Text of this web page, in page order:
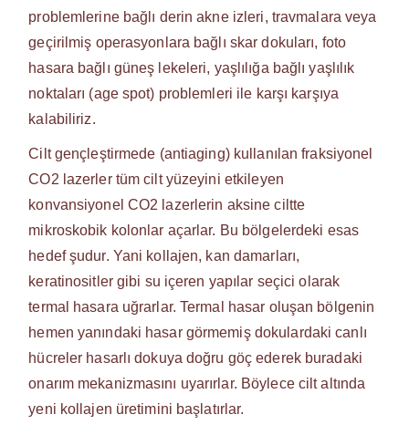
problemlerine bağlı derin akne izleri, travmalara veya
geçirilmiş operasyonlara bağlı skar dokuları, foto
hasara bağlı güneş lekeleri, yaşlılığa bağlı yaşlılık
noktaları (age spot) problemleri ile karşı karşıya
kalabiliriz.
Cilt gençleştirmede (antiaging) kullanılan fraksiyonel
CO2 lazerler tüm cilt yüzeyini etkileyen
konvansiyonel CO2 lazerlerin aksine ciltte
mikroskobik kolonlar açarlar. Bu bölgelerdeki esas
hedef şudur. Yani kollajen, kan damarları,
keratinositler gibi su içeren yapılar seçici olarak
termal hasara uğrarlar. Termal hasar oluşan bölgenin
hemen yanındaki hasar görmemiş dokulardaki canlı
hücreler hasarlı dokuya doğru göç ederek buradaki
onarım mekanizmasını uyarırlar. Böylece cilt altında
yeni kollajen üretimini başlatırlar.